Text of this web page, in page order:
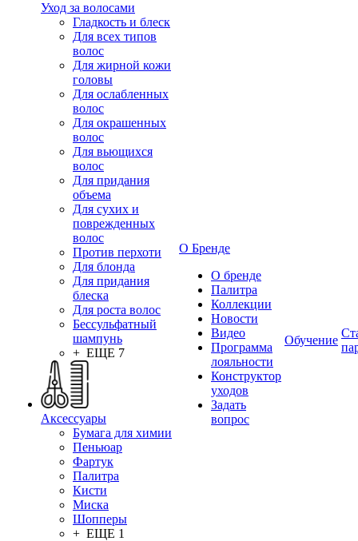
Уход за волосами
Гладкость и блеск
Для всех типов
волос
Для жирной кожи
головы
Для ослабленных
волос
Для окрашенных
волос
Для вьющихся
волос
Для придания
объема
Для сухих и
поврежденных
волос
Против перхоти
Для блонда
Для придания
блеска
Для роста волос
Бессульфатный
шампунь
+ ЕЩЕ 7
Аксессуары
Бумага для химии
Пеньюар
Фартук
Палитра
Кисти
Миска
Шопперы
+ ЕЩЕ 1
О Бренде
О бренде
Палитра
Коллекции
Новости
Видео
Программа
лояльности
Конструктор
уходов
Задать
вопрос
Обучение